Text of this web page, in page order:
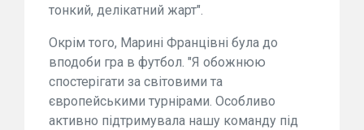
тонкий, делікатний жарт".
Окрім того, Марині Францівні була до
вподоби гра в футбол. "Я обожнюю
спостерігати за світовими та
європейськими турнірами. Особливо
активно підтримувала нашу команду під